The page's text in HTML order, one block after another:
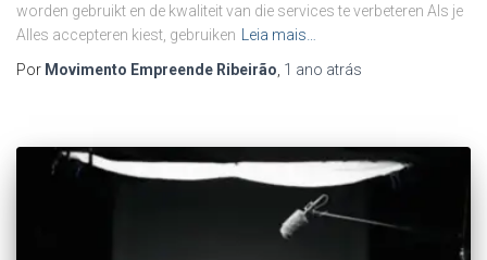
worden gebruikt en de kwaliteit van die services te verbeteren Als je
Alles accepteren kiest, gebruiken Leia mais…
Por Movimento Empreende Ribeirão, 1 ano atrás